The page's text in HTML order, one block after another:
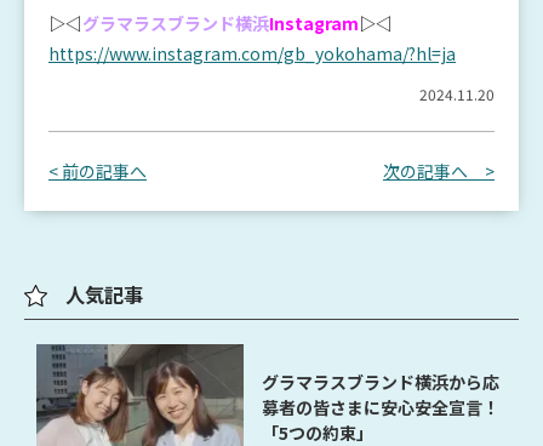
▷◁グラマラスブランド横浜Instagram▷◁
https://www.instagram.com/gb_yokohama/?hl=ja
2024.11.20
< 前の記事へ 次の記事へ >
人気記事
グラマラスブランド横浜から応
募者の皆さまに安心安全宣言！
「5つの約束」